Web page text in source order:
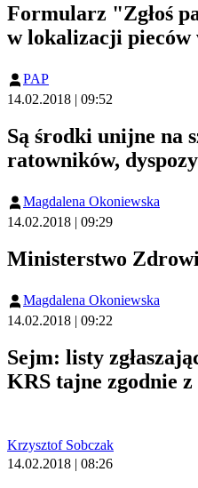
Formularz "Zgłoś
w lokalizacji pieców
PAP
14.02.2018 | 09:52
Są środki unijne na
ratowników,
Magdalena Okoniewska
14.02.2018 | 09:29
Ministerstwo
Magdalena Okoniewska
14.02.2018 | 09:22
Sejm: listy
KRS tajne zgodnie z
Krzysztof Sobczak
14.02.2018 | 08:26